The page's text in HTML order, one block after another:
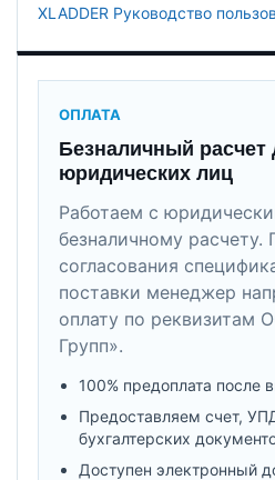
XLADDER Руководство
ОПЛАТА
Безналичный расчет
юридических лиц
Работаем с
безналичному расчету.
согласования
поставки менеджер
оплату по реквизитам
Групп».
100% предоплата после
Предоставляем счет,
бухгалтерских
Доступен электронный